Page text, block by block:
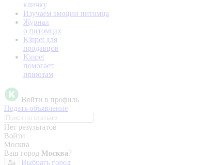
кличку
Изучаем эмоции питомца
Журнал
о питомцах
Kinpet для
продавцов
Kinpet
помогает
приютам
Войти в профиль
Подать объявление
Нет результатов
Войти
Москва
Ваш город Москва?
Да
Выбрать город